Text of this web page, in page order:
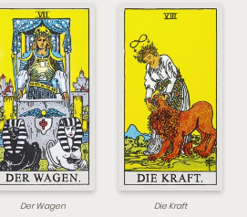
Der Wagen Die Kraft